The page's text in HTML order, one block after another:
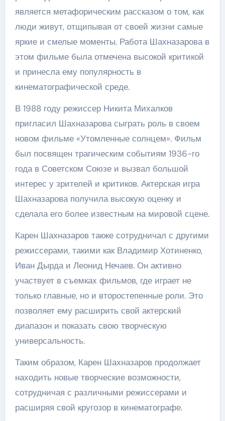
является метафорическим рассказом о том, как
люди живут, отщипывая от своей жизни самые
яркие и смелые моменты. Работа Шахназарова в
этом фильме была отмечена высокой критикой
и принесла ему популярность в
кинематографической среде.
В 1988 году режиссер Никита Михалков
пригласил Шахназарова сыграть роль в своем
новом фильме «Утомленные солнцем». Фильм
был посвящен трагическим событиям 1936-го
года в Советском Союзе и вызвал большой
интерес у зрителей и критиков. Актерская игра
Шахназарова получила высокую оценку и
сделала его более известным на мировой сцене.
Карен Шахназаров также сотрудничал с другими
режиссерами, такими как Владимир Хотиненко,
Иван Дырда и Леонид Нечаев. Он активно
участвует в съемках фильмов, где играет не
только главные, но и второстепенные роли. Это
позволяет ему расширить свой актерский
диапазон и показать свою творческую
универсальность.
Таким образом, Карен Шахназаров продолжает
находить новые творческие возможности,
сотрудничая с различными режиссерами и
расширяя свой кругозор в кинематографе.